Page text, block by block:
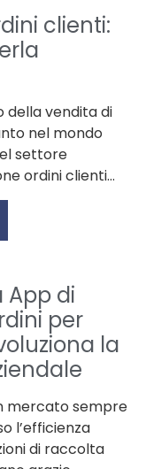
clienti:
della vendita di
nel mondo
settore
ordini clienti…
App di
per
la
mercato sempre
l’efficienza
di raccolta